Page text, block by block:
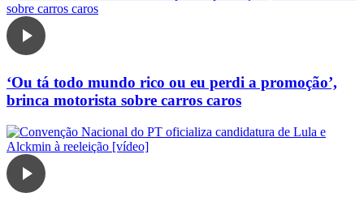
‘Ou tá todo mundo rico ou eu perdi a promoção’,
brinca motorista sobre carros caros